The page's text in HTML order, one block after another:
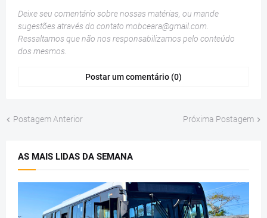
Deixe seu comentário sobre nossas matérias, ou mande
sugestões através do contato mobceara@gmail.com
Ressaltamos que não nos responsabilizamos pelo conteúdo
dos mesmos.
Postar um comentário (0)
Postagem Anterior Próxima Postagem
AS MAIS LIDAS DA SEMANA